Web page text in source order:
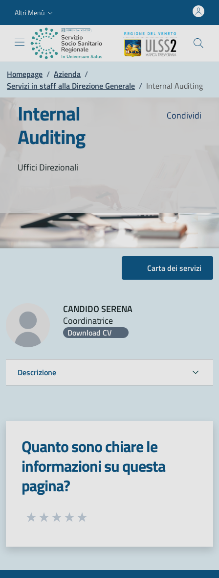
Altri Menù
Homepage / Azienda /
Servizi in staff alla Direzione Generale / Internal Auditing
Condividi
Internal
Auditing
Uffici Direzionali
Carta dei servizi
CANDIDO SERENA
Coordinatrice
Download CV
Descrizione
Quanto sono chiare le
informazioni su questa
pagina?
Seleziona una valutazione da 1 a 5 stelle